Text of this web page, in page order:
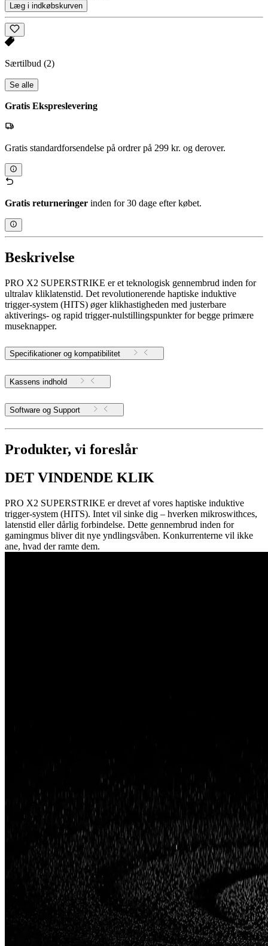
Læg i indkøbskurven
Særtilbud (2)
Se alle
Gratis Ekspreslevering
Gratis standardforsendelse på ordrer på 299 kr. og derover.
Gratis returneringer inden for 30 dage efter købet.
Beskrivelse
PRO X2 SUPERSTRIKE er et teknologisk gennembrud inden for
ultralav kliklatenstid. Det revolutionerende haptiske induktive
trigger-system (HITS) øger klikhastigheden med justerbare
aktiverings- og rapid trigger-nulstillingspunkter for begge primære
museknapper.
Specifikationer og kompatibilitet
Kassens indhold
Software og Support
Produkter, vi foreslår
DET VINDENDE KLIK
PRO X2 SUPERSTRIKE er drevet af vores haptiske induktive
trigger-system (HITS). Intet vil sinke dig – hverken mikroswithces,
latenstid eller dårlig forbindelse. Dette gennembrud inden for
gamingmus bliver dit nye yndlingsvåben. Konkurrenterne vil ikke
ane, hvad der ramte dem.